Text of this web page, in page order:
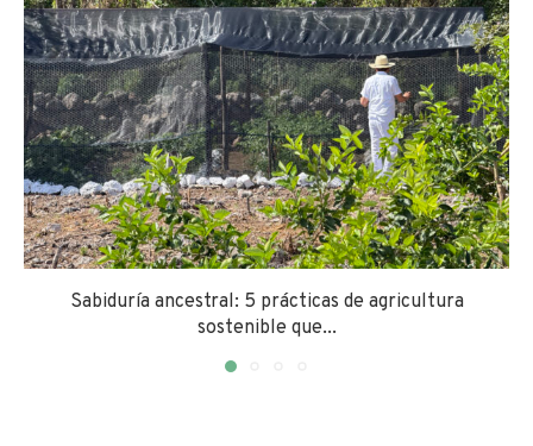
Sabiduría ancestral: 5 prácticas de agricultura
sostenible que...